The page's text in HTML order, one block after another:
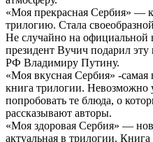
«Моя прекрасная Сербия» —
трилогию. Стала
Не случайно на официальной
президент Вучич подарил эту
РФ Владимиру Путину.
«Моя вкусная Сербия» -самая
книга трилогии. Невозможно
попробовать те блюда, о
рассказывают авторы.
«Моя здоровая Сербия» —
актуальная в трилогии.